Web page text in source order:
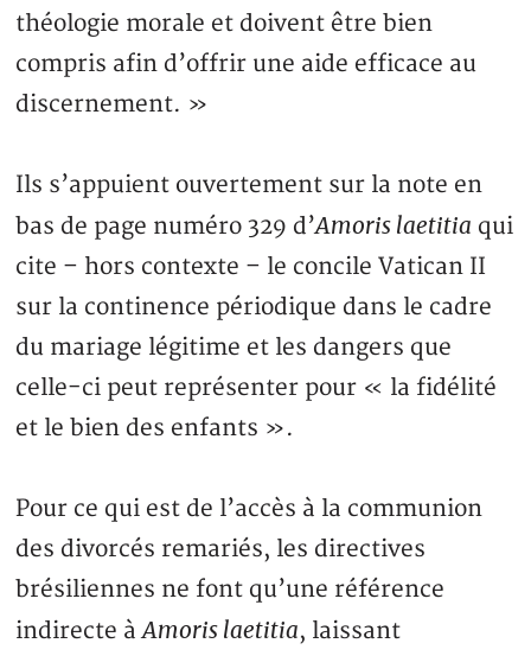
théologie morale et doivent être bien
compris afin d’offrir une aide efficace au
discernement. »
Ils s’appuient ouvertement sur la note en
bas de page numéro 329 d’Amoris laetitia qui
cite – hors contexte – le concile Vatican II
sur la continence périodique dans le cadre
du mariage légitime et les dangers que
celle-ci peut représenter pour « la fidélité
et le bien des enfants ».
Pour ce qui est de l’accès à la communion
des divorcés remariés, les directives
brésiliennes ne font qu’une référence
indirecte àAmoris laetitia, laissant